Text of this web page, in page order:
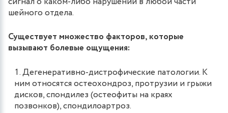
шейного отдела.
Существует множество факторов, которые
вызывают болевые ощущения:
Дегенеративно-дистрофические патологии. К
ним относятся остеохондроз, протрузии и грыжи
дисков, спондилез (остеофиты на краях
позвонков), спондилоартроз.